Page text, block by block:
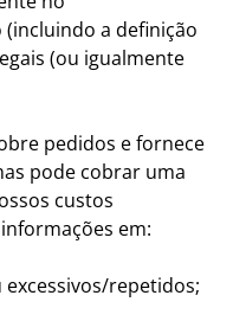
a definição
(ou igualmente
pedidos e fornece
pode cobrar uma
custos
em:
repetidos;